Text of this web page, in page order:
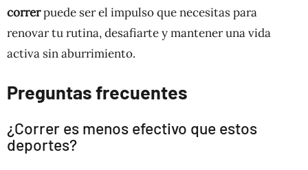
correrpuede ser el impulso que necesitas para
renovar tu rutina, desafiarte y mantener una vida
activa sin aburrimiento.
Preguntas frecuentes
¿Correr es menos efectivo que estos
deportes?